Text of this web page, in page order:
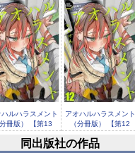
ハルハラスメント
分冊版） 【第13
話】
アオハルハラスメント
（分冊版） 【第12
話】
同出版社の作品